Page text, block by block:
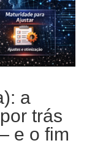
a
trás
e o fim